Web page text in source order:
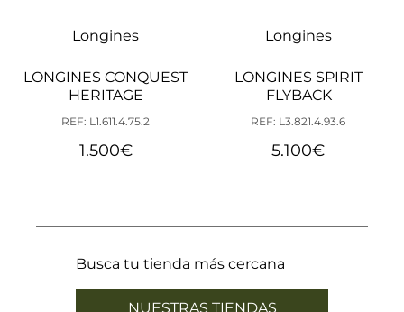
Longines
LONGINES CONQUEST
HERITAGE
REF: L1.611.4.75.2
1.500€
Longines
LONGINES SPIRIT
FLYBACK
REF: L3.821.4.93.6
5.100€
Busca tu tienda más cercana
NUESTRAS TIENDAS